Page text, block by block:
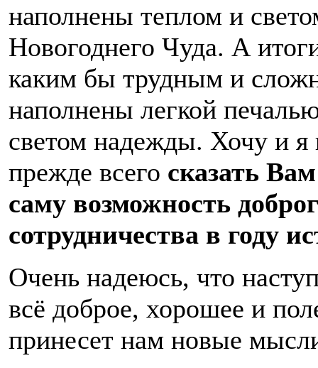
наполнены теплом и
Новогоднего Чуда. А
каким бы трудным и
наполнены легкой
светом надежды. Хочу и я
прежде всего сказать
саму возможность
сотрудничества в году
Очень надеюсь, что
всё доброе, хорошее и
принесет нам новые